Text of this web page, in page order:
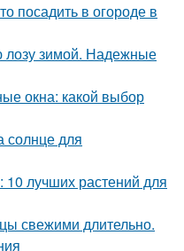
посадить в огороде в
лозу зимой. Надежные
окна: какой выбор
солнце для
лучших растений для
свежими длительно.